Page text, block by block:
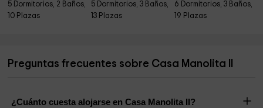
5 Dormitorios, 2 Baños,
10 Plazas
5 Dormitorios, 3 Baños,
13 Plazas
6 Dormitorios, 3 Baños,
19 Plazas
Preguntas frecuentes sobre Casa Manolita II
¿Cuánto cuesta alojarse en Casa Manolita II?